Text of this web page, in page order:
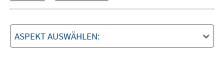
ASPEKT AUSWÄHLEN: